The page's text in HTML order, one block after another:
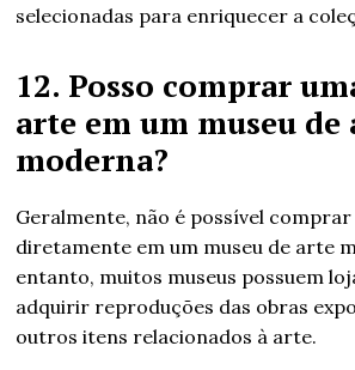
selecionadas para enriquecer a
12. Posso comprar
arte em um museu de
moderna?
Geralmente, não é possível
diretamente em um museu de arte
entanto, muitos museus possuem
adquirir reproduções das obras
outros itens relacionados à arte.